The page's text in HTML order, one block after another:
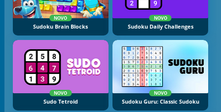
NOVO
Sudoku Brain Blocks
NOVO
Sudoku Daily Challenges
NOVO
Sudo Tetroid
NOVO
Sudoku Guru: Classic Sudoku